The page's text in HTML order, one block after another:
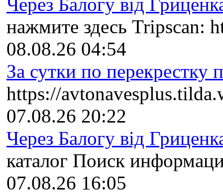
нажмите здесь Tripscan:
08.08.26 04:54
За сутки по перекрестку
https://
07.08.26 20:22
Через Балогу від
каталог Поиск
07.08.26 16:05